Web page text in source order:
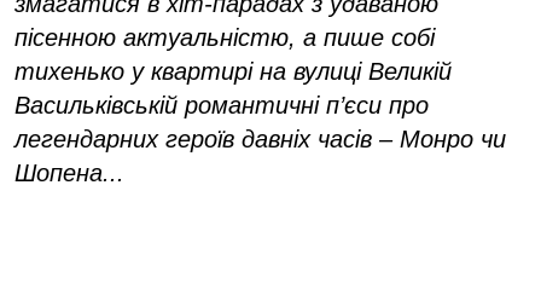
пісенною актуальністю, а пише собі
тихенько у квартирі на вулиці Великій
Васильківській романтичні п’єси про
легендарних героїв давніх часів – Монро чи
Шопена...